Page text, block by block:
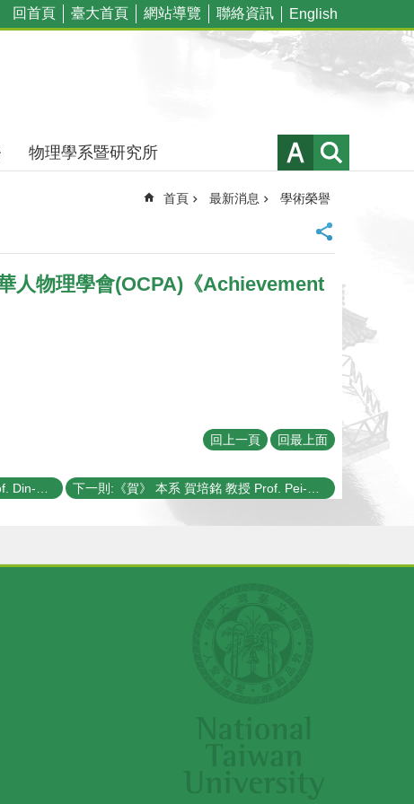
回首頁 臺大首頁 網站導覽 聯絡資訊 English
物理學系暨研究所
首頁 最新消息 學術榮譽
人物理學會(OCPA)《Achievement
回上一頁 回最上面